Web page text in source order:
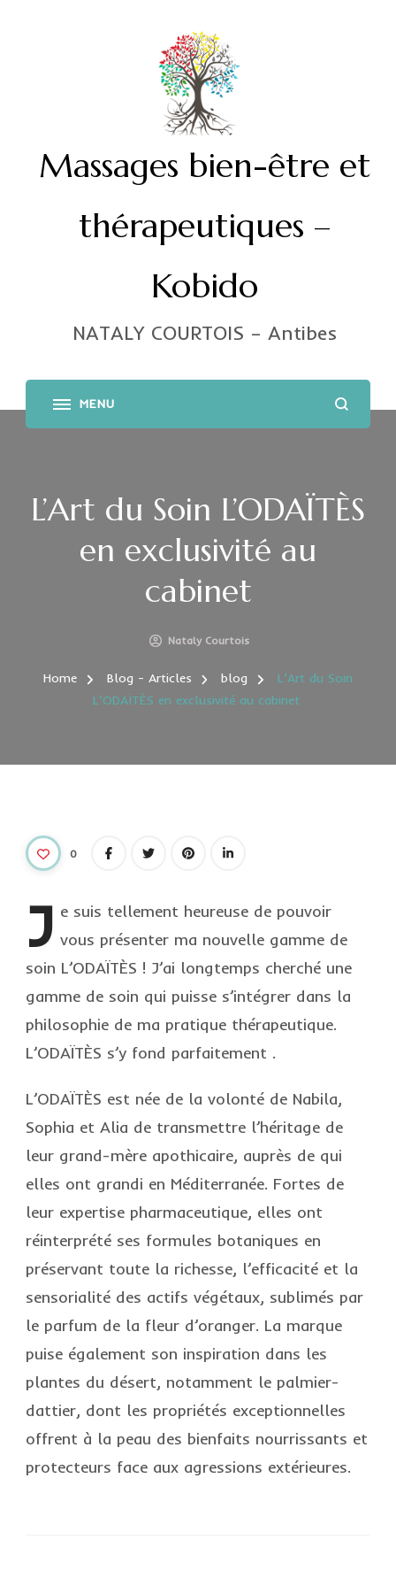
Massages bien-être et
thérapeutiques –
Kobido
NATALY COURTOIS – Antibes
L’Art du Soin L’ODAÏTÈS
en exclusivité au
cabinet
Nataly Courtois
Home Blog - Articles blog
L’Art du Soin
L’ODAÏTÈS en exclusivité au cabinet
0
J e suis tellement heureuse de pouvoir
vous présenter ma nouvelle gamme de
soin L’ODAÏTÈS ! J’ai longtemps cherché une
gamme de soin qui puisse s’intégrer dans la
philosophie de ma pratique thérapeutique.
L’ODAÏTÈS s’y fond parfaitement .
L’ODAÏTÈS est née de la volonté de Nabila,
Sophia et Alia de transmettre l’héritage de
leur grand-mère apothicaire, auprès de qui
elles ont grandi en Méditerranée. Fortes de
leur expertise pharmaceutique, elles ont
réinterprété ses formules botaniques en
préservant toute la richesse, l’efficacité et la
sensorialité des actifs végétaux, sublimés par
le parfum de la fleur d’oranger. La marque
puise également son inspiration dans les
plantes du désert, notamment le palmier-
dattier, dont les propriétés exceptionnelles
offrent à la peau des bienfaits nourrissants et
protecteurs face aux agressions extérieures.